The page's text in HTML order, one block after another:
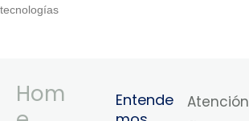
tecnologías
Hom
Entende
Atención